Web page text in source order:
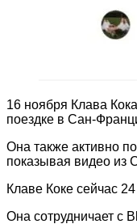
16 ноября Клава Кока
поездке в Сан-
Она также активно
показывая видео из
Клаве Коке сейчас 24
Она сотрудничает с